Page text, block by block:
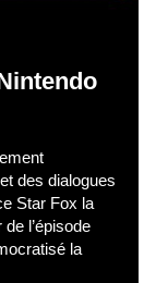
des dialogues
Star Fox la
l’épisode
la